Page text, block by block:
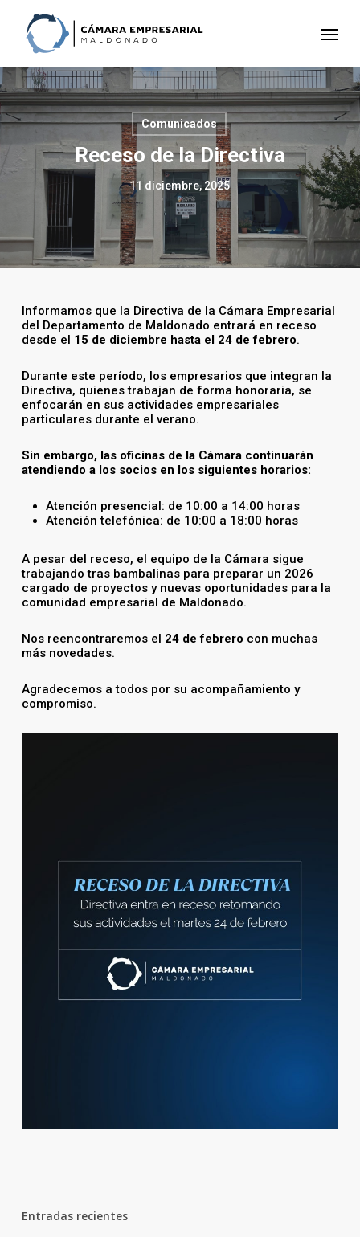
main
content
Comunicados
Receso de la Directiva
11 diciembre, 2025
Informamos que la Directiva de la Cámara Empresarial
del Departamento de Maldonado entrará en receso
desde el 15 de diciembre hasta el 24 de febrero.
Durante este período, los empresarios que integran la
Directiva, quienes trabajan de forma honoraria, se
enfocarán en sus actividades empresariales
particulares durante el verano.
Sin embargo, las oficinas de la Cámara continuarán
atendiendo a los socios en los siguientes horarios:
Atención presencial: de 10:00 a 14:00 horas
Atención telefónica: de 10:00 a 18:00 horas
A pesar del receso, el equipo de la Cámara sigue
trabajando tras bambalinas para preparar un 2026
cargado de proyectos y nuevas oportunidades para la
comunidad empresarial de Maldonado.
Nos reencontraremos el 24 de febrero con muchas
más novedades.
Agradecemos a todos por su acompañamiento y
compromiso.
Entradas recientes